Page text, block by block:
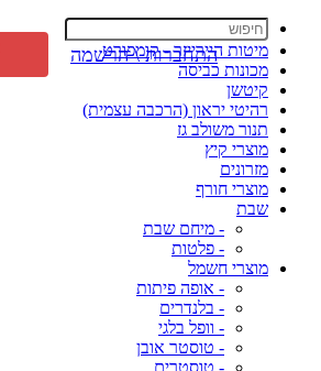
מיטות היירייזר - קומפורט
מכונות כביסה
קיטשן
רהיטי יראון (הרכבה עצמית)
תנור משולב גז
מוצרי קיץ
מזרונים
מוצרי חורף
שבת
- מיחם שבת
- פלטות
מוצרי חשמל
- אופה פיתות
- בלנדרים
- וופל בלגי
- טוסטר אובן
- טוסטרים
התחברות \ הרשמה